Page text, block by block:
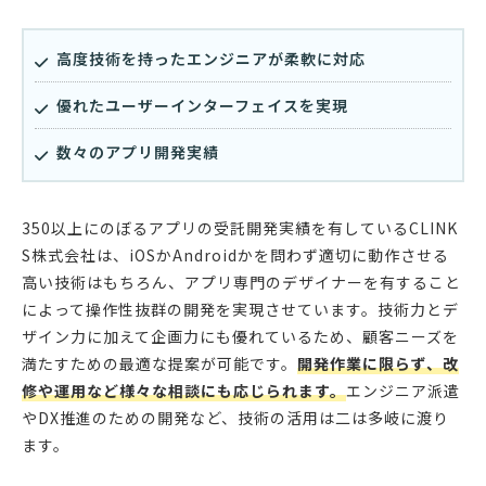
高度技術を持ったエンジニアが柔軟に対応
優れたユーザーインターフェイスを実現
数々のアプリ開発実績
350以上にのぼるアプリの受託開発実績を有しているCLINK
S株式会社は、iOSかAndroidかを問わず適切に動作させる
高い技術はもちろん、アプリ専門のデザイナーを有すること
によって操作性抜群の開発を実現させています。技術力とデ
ザイン力に加えて企画力にも優れているため、顧客ニーズを
満たすための最適な提案が可能です。 開発作業に限らず、改
修や運用など様々な相談にも応じられます。エンジニア派遣
やDX推進のための開発など、技術の活用は二は多岐に渡り
ます。